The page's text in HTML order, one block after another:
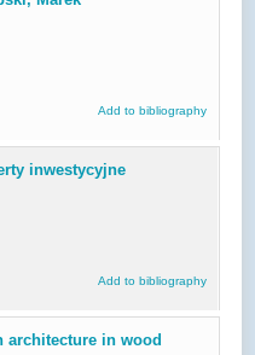
Add to bibliography
inwestycyjne
Add to bibliography
architecture in wood